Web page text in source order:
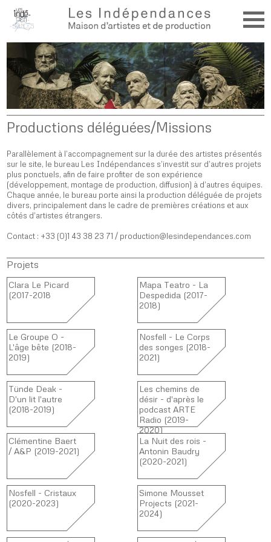
Productions déléguées/Missions
Parallèlement à l’accompagnement sur la durée des artistes présentés
sur le site, le bureau Les Indépendances s’investit sur d’autres projets
plus ponctuels, afin de faire profiter de son expérience
(développement, montage de production, diffusion) à d’autres équipes.
Chaque année, le bureau porte ainsi la production déléguée de projets
divers, principalement dans le cadre de premières créations et aux
côtés d’artistes étrangers.
Contact : +33 (0)1 43 38 23 71 / production@lesindependances.com
Projets
Clara Le Picard
(2017-2018
Mapa Teatro - La
Despedida (2017-
2018)
Le Groupe O -
L'âge bête (2018-
2019)
Nosfell - Le Corps
des songes (2018-
2021)
Tünde Deak -
D'un lit l'autre
(2018-2019)
Les chemins de
désir - d'après le
podcast ARTE
Radio (2019-
2020)
Clémentine Baert
/ A&P (2019-2021)
La Nuit des rois -
Antonin Baudry
(2020-2021)
Nosfell - Cristaux
(2020-2023)
Simone Mousset
Projects (2021-
2024)